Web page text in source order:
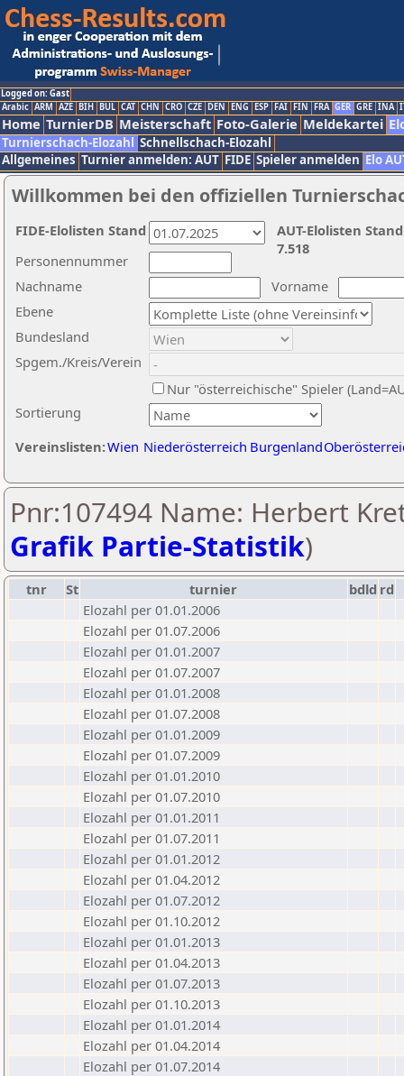
Logged on: Gast
Arabic ARM AZE BIH BUL CAT CHN CRO CZE DEN ENG ESP FAI FIN FRA GER GRE INA
Home TurnierDB Meisterschaft Foto-Galerie Meldekartei
Turnierschach-Elozahl Schnellschach-Elozahl
Allgemeines Turnier anmelden: AUT FIDE Spieler anmelden Elo
Willkommen bei den offiziellen
Nachname
Vorname
Ebene
Sortierung
Personennummer
Bundesland
Spgem./Kreis/Verein
Nur "österreichische" Spieler
Vereinslisten:Wien Niederösterreich Burgenland
AUT-Elolisten
7.518
FIDE-Elolisten Stand
Pnr:107494 Name: Herbert
Grafik Partie-Statistik)
tnr St turnier bdld rd
Elozahl per 01.01.2006
Elozahl per 01.07.2006
Elozahl per 01.01.2007
Elozahl per 01.07.2007
Elozahl per 01.01.2008
Elozahl per 01.07.2008
Elozahl per 01.01.2009
Elozahl per 01.07.2009
Elozahl per 01.01.2010
Elozahl per 01.07.2010
Elozahl per 01.01.2011
Elozahl per 01.07.2011
Elozahl per 01.01.2012
Elozahl per 01.04.2012
Elozahl per 01.07.2012
Elozahl per 01.10.2012
Elozahl per 01.01.2013
Elozahl per 01.04.2013
Elozahl per 01.07.2013
Elozahl per 01.10.2013
Elozahl per 01.01.2014
Elozahl per 01.04.2014
Elozahl per 01.07.2014